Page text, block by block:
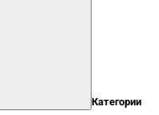
Категории